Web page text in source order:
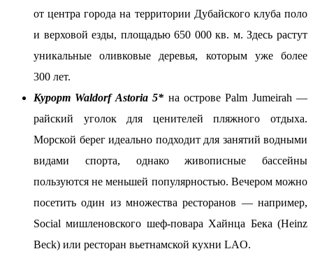
от центра города на территории Дубайского клуба поло
и верховой езды, площадью 650 000 кв. м. Здесь растут
уникальные оливковые деревья, которым уже более
300 лет.
Курорт Waldorf Astoria 5* на острове Palm Jumeirah —
райский уголок для ценителей пляжного отдыха.
Морской берег идеально подходит для занятий водными
видами спорта, однако живописные бассейны
пользуются не меньшей популярностью. Вечером можно
посетить один из множества ресторанов — например,
Social мишленовского шеф-повара Хайнца Бека (Heinz
Beck) или ресторан вьетнамской кухни LAO.